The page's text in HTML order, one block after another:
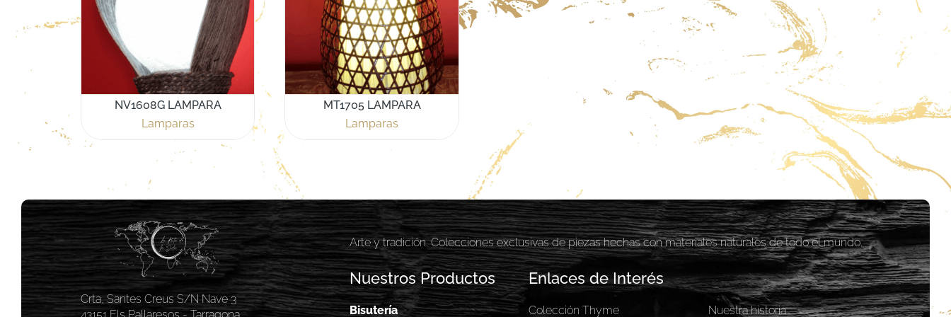
NV1608G LAMPARA
Lamparas
MT1705 LAMPARA
Lamparas
Crta, Santes Creus S/N Nave 3
Arte y tradición. Colecciones exclusivas de piezas hechas con materiales naturales de todo el mundo.
Nuestros Productos
Bisutería
Enlaces de Interés
Colección Thyme Nuestra historia